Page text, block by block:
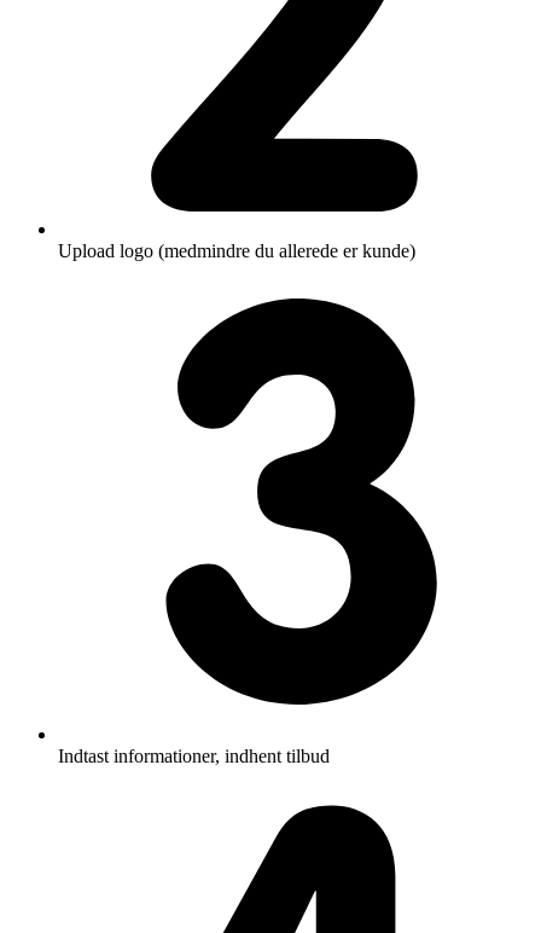
Upload logo (medmindre du allerede er kunde)
Indtast informationer, indhent tilbud